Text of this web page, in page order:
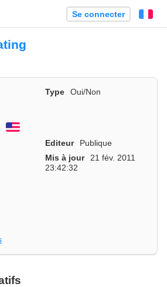
Se connecter
Type
Oui/Non
English
Editeur
Publique
Mis à jour
21 fév. 2011
23:42:32